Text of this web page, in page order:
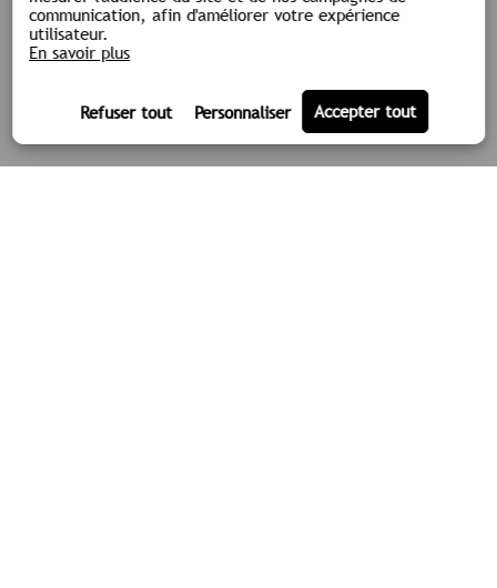
communication, afin d'améliorer votre expérience
utilisateur.
En savoir plus